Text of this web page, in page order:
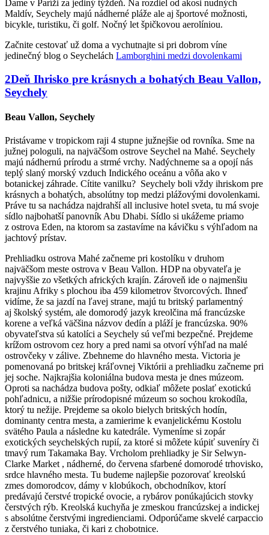
Dame v Paríži za jediný týždeň. Na rozdiel od akosi nudných
Maldív, Seychely majú nádherné pláže ale aj športové možnosti,
bicykle, turistiku, či golf. Nočný let špičkovou aerolíniou.
Začnite cestovať už doma a vychutnajte si pri dobrom víne
jedinečný blog o Seychelách Lamborghini medzi dovolenkami
2Deň Ihrisko pre krásnych a bohatých Beau Vallon,
Seychely
Beau Vallon, Seychely
Pristávame v tropickom raji 4 stupne južnejšie od rovníka. Sme na
južnej pologuli, na najväčšom ostrove Seychel na Mahé. Seychely
majú nádhernú prírodu a strmé vrchy. Nadýchneme sa a opojí nás
teplý slaný morský vzduch Indického oceánu a vôňa ako v
botanickej záhrade. Cítite vanilku? Seychely boli vždy ihriskom pre
krásnych a bohatých, absolútny top medzi plážovými dovolenkami.
Práve tu sa nachádza najdrahší all inclusive hotel sveta, tu má svoje
sídlo najbohatší panovník Abu Dhabi. Sídlo si ukážeme priamo
z ostrova Eden, na ktorom sa zastavíme na kávičku s výhľadom na
jachtový prístav.
Prehliadku ostrova Mahé začneme pri kostolíku v druhom
najväčšom meste ostrova v Beau Vallon. HDP na obyvateľa je
najvyššie zo všetkých afrických krajín. Zároveň ide o najmenšiu
krajinu Afriky s plochou iba 459 kilometrov štvorcových. Ihneď
vidíme, že sa jazdí na ľavej strane, majú tu britský parlamentný
aj školský systém, ale domorodý jazyk kreolčina má francúzske
korene a veľká väčšina názvov dedín a pláží je francúzska. 90%
obyvateľstva sú katolíci a Seychely sú veľmi bezpečné. Prejdeme
krížom ostrovom cez hory a pred nami sa otvorí výhľad na malé
ostrovčeky v zálive. Zbehneme do hlavného mesta. Victoria je
pomenovaná po britskej kráľovnej Viktórii a prehliadku začneme pri
jej soche. Najkrajšia koloniálna budova mesta je dnes múzeom.
Oproti sa nachádza budova pošty, odkiaľ môžete poslať exotickú
pohľadnicu, a nižšie prírodopisné múzeum so sochou krokodíla,
ktorý tu nežije. Prejdeme sa okolo bielych britských hodín,
dominanty centra mesta, a zamierime k evanjelickému Kostolu
svätého Paula a následne ku katedrále. Vymeníme si zopár
exotických seychelských rupií, za ktoré si môžete kúpiť suveníry či
tmavý rum Takamaka Bay. Vrcholom prehliadky je Sir Selwyn-
Clarke Market , nádherné, do červena sfarbené domorodé trhovisko,
srdce hlavného mesta. Tu budeme najlepšie pozorovať kreolskú
zmes domorodcov, dámy v klobúkoch, obchodníkov, ktorí
predávajú čerstvé tropické ovocie, a rybárov ponúkajúcich stovky
čerstvých rýb. Kreolská kuchyňa je zmeskou francúzskej a indickej
s absolútne čerstvými ingredienciami. Odporúčame skvelé carpaccio
z čerstvého tuniaka, či kari z chobotnice.